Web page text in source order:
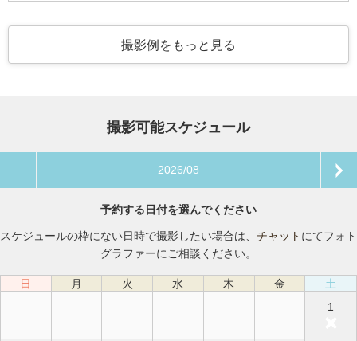
撮影例をもっと見る
撮影可能スケジュール
2026/08
予約する日付を選んでください
スケジュールの枠にない日時で撮影したい場合は、 チャット にてフォト
グラファーにご相談ください。
日 月 火 水 木 金
土
1